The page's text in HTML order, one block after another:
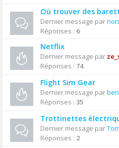
Où trouver des
Dernier message par
Réponses : 6
Netflix
Dernier message par
Réponses : 74
Flight Sim Gear
Dernier message par
Réponses : 35
Trottinettes
Dernier message par
Réponses : 2